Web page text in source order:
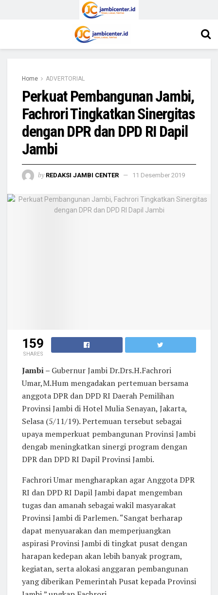
Home ADVERTORIAL
Perkuat Pembangunan Jambi,
Fachrori Tingkatkan Sinergitas
dengan DPR dan DPD RI Dapil
Jambi
by REDAKSI JAMBI CENTER 11 Desember 2019
159
SHARES
Jambi – Gubernur Jambi Dr.Drs.H.Fachrori
Umar,M.Hum mengadakan pertemuan bersama
anggota DPR dan DPD RI Daerah Pemilihan
Provinsi Jambi di Hotel Mulia Senayan, Jakarta,
Selasa (5/11/19). Pertemuan tersebut sebagai
upaya memperkuat pembangunan Provinsi Jambi
dengab meningkatkan sinergi program dengan
DPR dan DPD RI Dapil Provinsi Jambi.
Fachrori Umar mengharapkan agar Anggota DPR
RI dan DPD RI Dapil Jambi dapat mengemban
tugas dan amanah sebagai wakil masyarakat
Provinsi Jambi di Parlemen. “Sangat berharap
dapat menyuarakan dan memperjuangkan
aspirasi Provinsi Jambi di tingkat pusat dengan
harapan kedepan akan lebih banyak program,
kegiatan, serta alokasi anggaran pembangunan
yang diberikan Pemerintah Pusat kepada Provinsi